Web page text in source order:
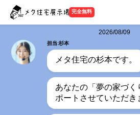
完全無料
2026/08/09
担当:杉本
メタ住宅の杉本です。
あなたの「夢の家づく
ポートさせていただき